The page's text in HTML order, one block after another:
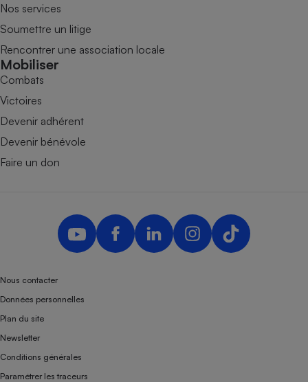
Nos services
Soumettre un litige
Rencontrer une association locale
Mobiliser
Combats
Victoires
Devenir adhérent
Devenir bénévole
Faire un don
Nous contacter
Données personnelles
Plan du site
Newsletter
Conditions générales
Paramétrer les traceurs